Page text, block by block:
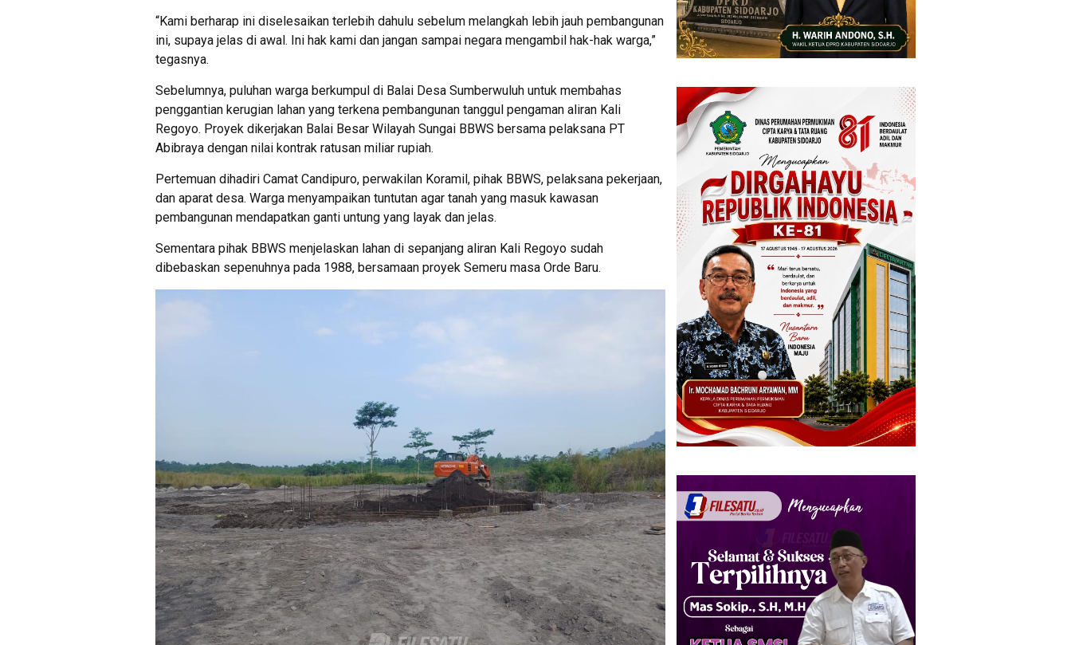
“Kami berharap ini diselesaikan terlebih dahulu sebelum melangkah lebih jauh pembangunan
ini, supaya jelas di awal. Ini hak kami dan jangan sampai negara mengambil hak-hak warga,”
tegasnya.
Sebelumnya, puluhan warga berkumpul di Balai Desa Sumberwuluh untuk membahas
penggantian kerugian lahan yang terkena pembangunan tanggul pengaman aliran Kali
Regoyo. Proyek dikerjakan Balai Besar Wilayah Sungai BBWS bersama pelaksana PT
Abibraya dengan nilai kontrak ratusan miliar rupiah.
Pertemuan dihadiri Camat Candipuro, perwakilan Koramil, pihak BBWS, pelaksana pekerjaan,
dan aparat desa. Warga menyampaikan tuntutan agar tanah yang masuk kawasan
pembangunan mendapatkan ganti untung yang layak dan jelas.
Sementara pihak BBWS menjelaskan lahan di sepanjang aliran Kali Regoyo sudah
dibebaskan sepenuhnya pada 1988, bersamaan proyek Semeru masa Orde Baru.